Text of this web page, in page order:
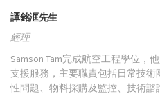
譚銘洭先生
經理
Samson Tam完成航空工程學位，
支援服務，主要職責包括日常技
性問題、物料採購及監控、技術諮